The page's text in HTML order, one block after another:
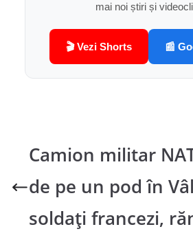
mai noi știri și
🎬 Vezi Shorts 📰
Camion militar
de pe un pod în
soldați francezi,